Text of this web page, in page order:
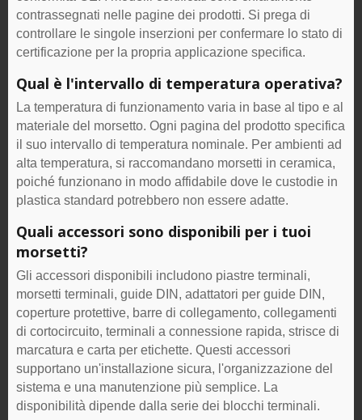
contrassegnati nelle pagine dei prodotti. Si prega di
controllare le singole inserzioni per confermare lo stato di
certificazione per la propria applicazione specifica.
Qual è l'intervallo di temperatura operativa?
La temperatura di funzionamento varia in base al tipo e al
materiale del morsetto. Ogni pagina del prodotto specifica
il suo intervallo di temperatura nominale. Per ambienti ad
alta temperatura, si raccomandano morsetti in ceramica,
poiché funzionano in modo affidabile dove le custodie in
plastica standard potrebbero non essere adatte.
Quali accessori sono disponibili per i tuoi
morsetti?
Gli accessori disponibili includono piastre terminali,
morsetti terminali, guide DIN, adattatori per guide DIN,
coperture protettive, barre di collegamento, collegamenti
di cortocircuito, terminali a connessione rapida, strisce di
marcatura e carta per etichette. Questi accessori
supportano un'installazione sicura, l'organizzazione del
sistema e una manutenzione più semplice. La
disponibilità dipende dalla serie dei blocchi terminali.